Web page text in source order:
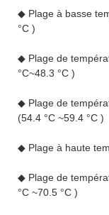
◆ Plage à basse
°C )
◆ Plage de
°C~48.3 °C )
◆ Plage de
(54.4 °C ~59.4 °C )
◆ Plage à haute
◆ Plage de
°C ~70.5 °C )